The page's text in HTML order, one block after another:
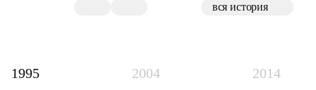
вся история
1995 2004 2014